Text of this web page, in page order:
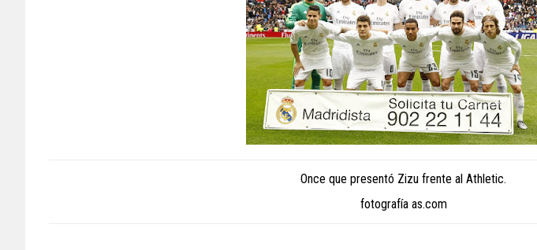
Once que presentó Zizu frente al Athletic.
fotografía as.com